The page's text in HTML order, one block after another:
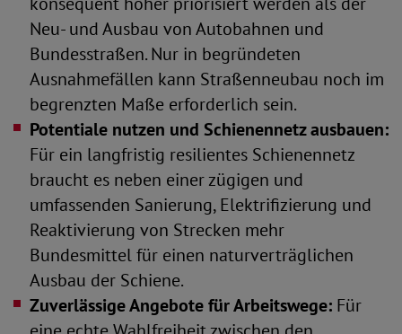
Neu- und Ausbau von Autobahnen und
Bundesstraßen. Nur in begründeten
Ausnahmefällen kann Straßenneubau noch im
begrenzten Maße erforderlich sein.
Potentiale nutzen und Schienennetz ausbauen:
Für ein langfristig resilientes Schienennetz
braucht es neben einer zügigen und
umfassenden Sanierung, Elektrifizierung und
Reaktivierung von Strecken mehr
Bundesmittel für einen naturverträglichen
Ausbau der Schiene.
Zuverlässige Angebote für Arbeitswege: Für